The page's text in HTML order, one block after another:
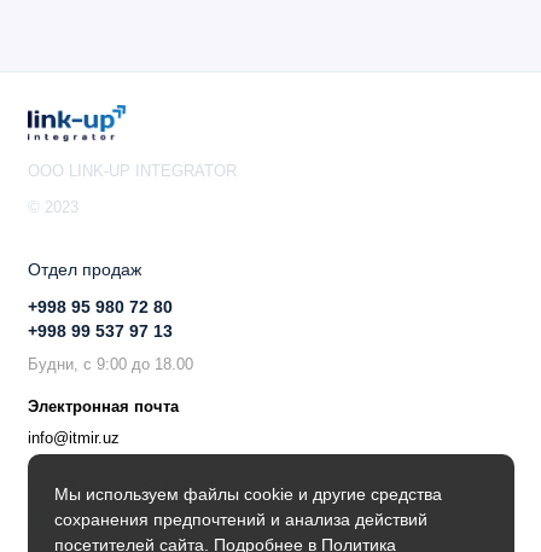
Мы используем файлы cookie и другие средства
сохранения предпочтений и анализа действий
посетителей сайта. Подробнее в Политика
OOO LINK-UP INTEGRATOR
© 2023
Отдел продаж
+998 95 980 72 80
+998 99 537 97 13
Будни, с 9:00 до 18.00
Электронная почта
info@itmir.uz
Поддержка в мессенджере
Будьте в курсе наших новостей!